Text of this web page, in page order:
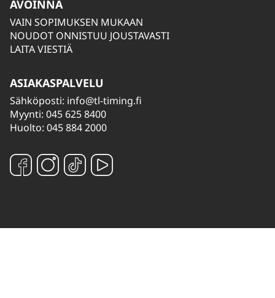
AVOINNA
VAIN SOPIMUKSEN MUKAAN
NOUDOT ONNISTUU JOUSTAVASTI
LAITA VIESTIÄ
ASIAKASPALVELU
Sähköposti: info@tl-timing.fi
Myynti: 045 625 8400
Huolto: 045 884 2000